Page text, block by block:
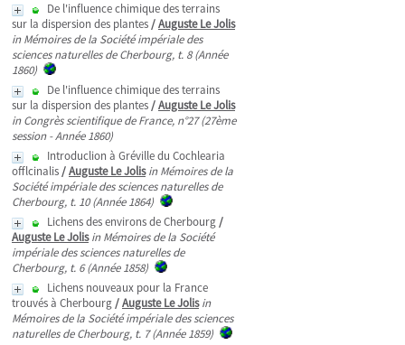
De l'influence chimique des terrains
sur la dispersion des plantes/Auguste Le Jolis
in Mémoires de la Société impériale des
sciences naturelles de Cherbourg, t. 8 (Année
1860)
De l'influence chimique des terrains
sur la dispersion des plantes/Auguste Le Jolis
in Congrès scientifique de France, n°27 (27ème
session - Année 1860)
Introduclion à Gréville du Cochlearia
offlcinalis/Auguste Le Jolis in Mémoires de la
Société impériale des sciences naturelles de
Cherbourg, t. 10 (Année 1864)
Lichens des environs de Cherbourg/
Auguste Le Jolis in Mémoires de la Société
impériale des sciences naturelles de
Cherbourg, t. 6 (Année 1858)
Lichens nouveaux pour la France
trouvés à Cherbourg/Auguste Le Jolis in
Mémoires de la Société impériale des sciences
naturelles de Cherbourg, t. 7 (Année 1859)